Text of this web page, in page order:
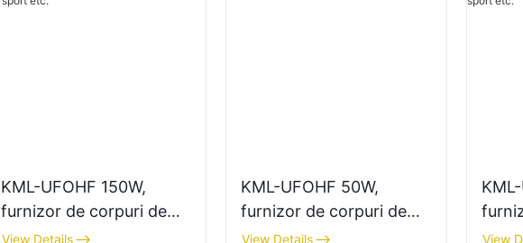
KML-UFOHF 150W,
furnizor de corpuri de
iluminat LED de mare
View Details
KML-UFOHF 50W,
furnizor de corpuri de
iluminat cu LED pentru
View Details View